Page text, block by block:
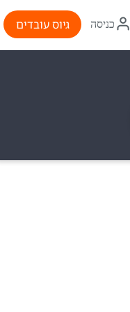
איקון
התחברות
כניסה גיוס עובדים